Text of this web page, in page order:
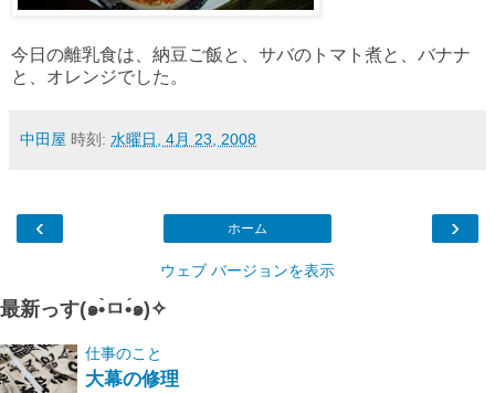
今日の離乳食は、納豆ご飯と、サバのトマト煮と、バナナ
と、オレンジでした。
中田屋 時刻: 水曜日, 4月 23, 2008
‹ ›
ホーム
ウェブ バージョンを表示
最新っす(๑•̀ㅁ•́๑)✧
仕事のこと
大幕の修理